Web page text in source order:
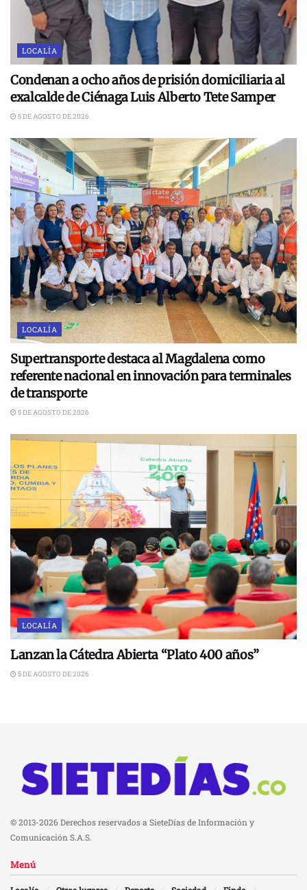
LOCALÍA
Condenan a ocho años de prisión domiciliaria al
exalcalde de Ciénaga Luis Alberto Tete Samper
5 DE AGOSTO DE 2026
LOCALÍA
Supertransporte destaca al Magdalena como
referente nacional en innovación para terminales
de transporte
5 DE AGOSTO DE 2026
LOCALÍA
Lanzan la Cátedra Abierta “Plato 400 años”
5 DE AGOSTO DE 2026
© 2013-2026 Derechos reservados a SieteDías de Información y
Comunicación S.A.S.
Menú